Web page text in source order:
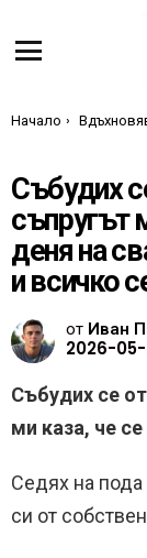
Ти си тук:
Начало
Събудих
съпругът
деня на
и всичко
от Иван
2026-05-
Събудих се
ми каза, че
Седях на пода
си от